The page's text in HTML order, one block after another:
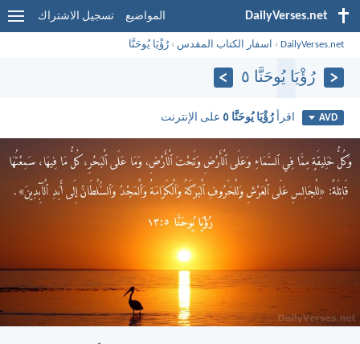
DailyVerses.net المواضيع تسجيل الاشتراك
DailyVerses.net
› اسفار الكتاب المقدس ›رُؤْيَا يُوحَنَّا
رُؤْيَا يُوحَنَّا ٥
AVD اقرأرُؤْيَا يُوحَنَّا ٥ على الإنترنت